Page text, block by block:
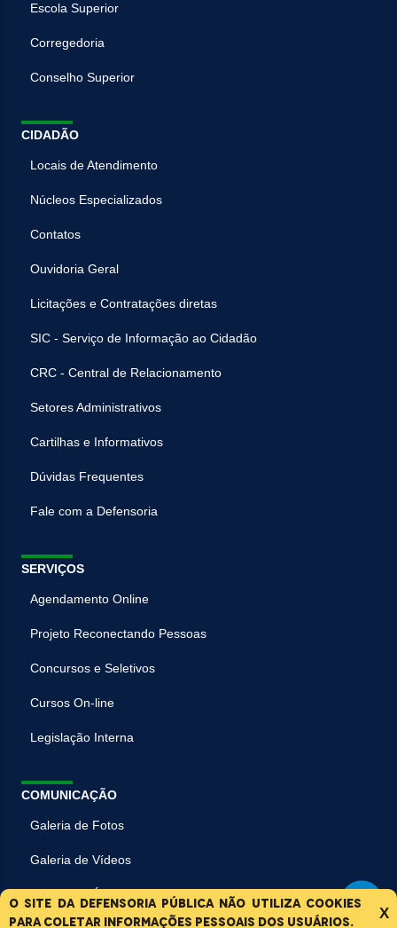
O site da Defensoria Pública não utiliza cookies
para coletar informações pessoais dos usuários.
X
Escola Superior
Corregedoria
Conselho Superior
CIDADÃO
Locais de Atendimento
Núcleos Especializados
Contatos
Ouvidoria Geral
Licitações e Contratações diretas
SIC - Serviço de Informação ao Cidadão
CRC - Central de Relacionamento
Setores Administrativos
Cartilhas e Informativos
Dúvidas Frequentes
Fale com a Defensoria
SERVIÇOS
Agendamento Online
Projeto Reconectando Pessoas
Concursos e Seletivos
Cursos On-line
Legislação Interna
COMUNICAÇÃO
Galeria de Fotos
Galeria de Vídeos